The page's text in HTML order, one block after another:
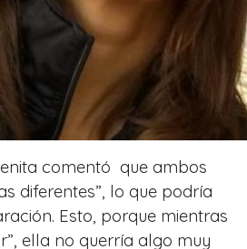
comentó que ambos
diferentes”, lo que podría
Esto, porque mientras
ella no querría algo muy